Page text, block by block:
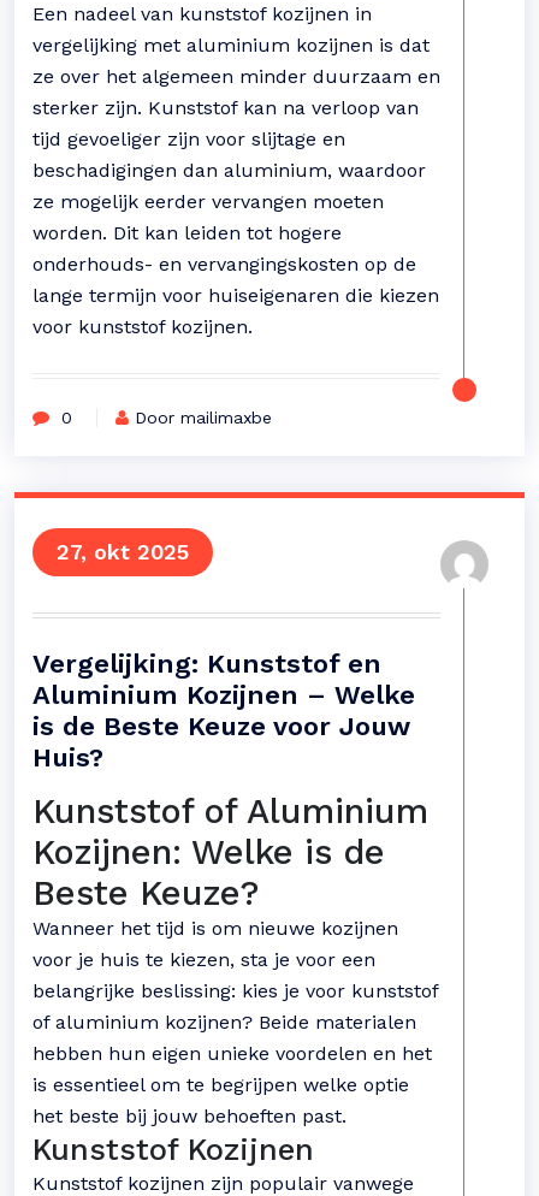
Een nadeel van kunststof kozijnen in
vergelijking met aluminium kozijnen is dat
ze over het algemeen minder duurzaam en
sterker zijn. Kunststof kan na verloop van
tijd gevoeliger zijn voor slijtage en
beschadigingen dan aluminium, waardoor
ze mogelijk eerder vervangen moeten
worden. Dit kan leiden tot hogere
onderhouds- en vervangingskosten op de
lange termijn voor huiseigenaren die kiezen
voor kunststof kozijnen.
0 Door mailimaxbe
27, okt 2025
Vergelijking: Kunststof en
Aluminium Kozijnen – Welke
is de Beste Keuze voor Jouw
Huis?
Kunststof of Aluminium
Kozijnen: Welke is de
Beste Keuze?
Wanneer het tijd is om nieuwe kozijnen
voor je huis te kiezen, sta je voor een
belangrijke beslissing: kies je voor kunststof
of aluminium kozijnen? Beide materialen
hebben hun eigen unieke voordelen en het
is essentieel om te begrijpen welke optie
het beste bij jouw behoeften past.
Kunststof Kozijnen
Kunststof kozijnen zijn populair vanwege